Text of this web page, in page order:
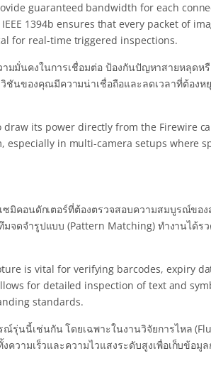
guaranteed bandwidth for each
1394b ensures that every packet of
for real-time triggered inspections.
ามมั่นคงในการเชื่อมต่อ ป้องกันปัญหาสายหลุดห
นของคุณมีความน่าเชื่อถือและลดเวลาที่ต้องห
its power directly from the Firewire
in multi-camera setups where
มิคอนดักเตอร์ที่ต้องตรวจสอบความสมบูรณ์ของ
จดจำรูปแบบ (Pattern Matching) ทำงานได้รว
is vital for verifying barcodes, expiry
for detailed inspection of text and
standards.
รุ่นนี้เช่นกัน โดยเฉพาะในงานวิจัยการไหล
วามเร็วและความไวแสงระดับสูงเพื่อเก็บข้อมูล